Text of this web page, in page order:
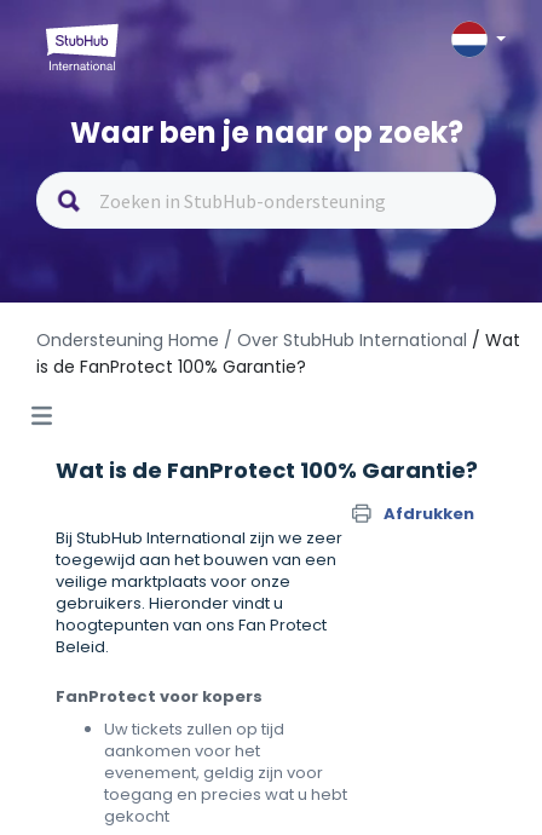
Waar ben je naar op zoek?
Ondersteuning Home / Over StubHub International / Wat
is de FanProtect 100% Garantie?
Wat is de FanProtect 100% Garantie?
Afdrukken
Bij StubHub International zijn we zeer
toegewijd aan het bouwen van een
veilige marktplaats voor onze
gebruikers. Hieronder vindt u
hoogtepunten van ons Fan Protect
Beleid.
FanProtect voor kopers
Uw tickets zullen op tijd
aankomen voor het
evenement, geldig zijn voor
toegang en precies wat u hebt
gekocht